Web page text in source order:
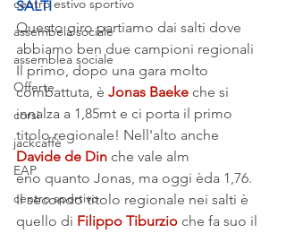
centro estivo sportivo
assembela sociale
assemblea sociale
Offerte
corsi
jackcaffè
EAP
centro sportivo
SALTI
Questo giro partiamo dai salti dove
abbiamo ben due campioni regionali
Il primo, dopo una gara molto
combattuta, è Jonas Baeke che si
innalza a 1,85mt e ci porta il primo
titolo regionale! Nell'alto anche
Davide de Din che vale alm
eno quanto Jonas, ma oggi èda 1,76.
Il secondo titolo regionale nei salti è
quello di Filippo Tiburzio che fa suo il